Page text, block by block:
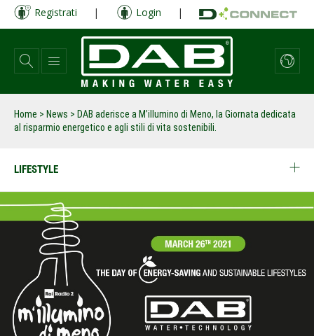
Salta
contenuto
principale
Registrati | Login |
Home > News > DAB aderisce a M’illumino di Meno, la Giornata dedicata
al risparmio energetico e agli stili di vita sostenibili.
LIFESTYLE